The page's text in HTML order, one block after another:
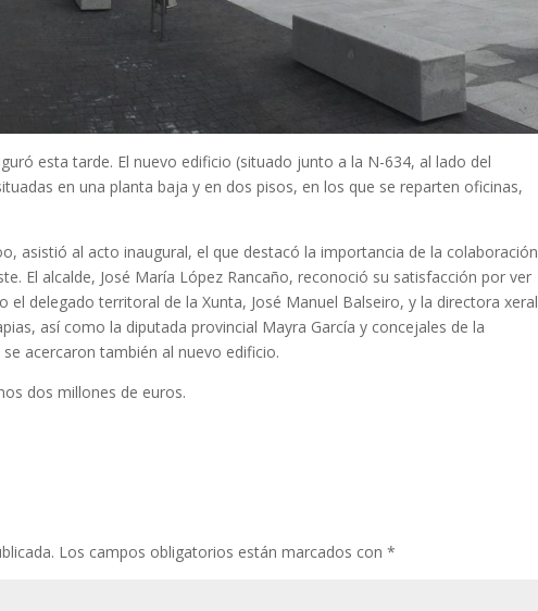
esta tarde. El nuevo edificio (situado junto a la N-634, al lado del
en una planta baja y en dos pisos, en los que se reparten oficinas,
asistió al acto inaugural, el que destacó la importancia de la colaboración
El alcalde, José María López Rancaño, reconoció su satisfacción por ver
el delegado territoral de la Xunta, José Manuel Balseiro, y la directora xeral
así como la diputada provincial Mayra García y concejales de la
acercaron también al nuevo edificio.
dos millones de euros.
Los campos obligatorios están marcados con*